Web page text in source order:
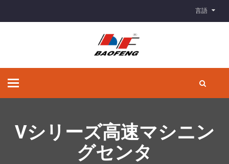
言語
ナ
シ
ョ
Vシリーズ高速マシニン
グセンタ